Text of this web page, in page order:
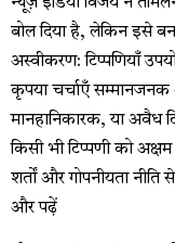
न्यूज़ इंडिया विजय ने
बोल दिया है, लेकिन इसे
अस्वीकरण: टिप्पणियाँ
कृपया चर्चाएँ
मानहानिकारक, या अवैध
किसी भी टिप्पणी को
शर्तों और गोपनीयता
और पढ़ें